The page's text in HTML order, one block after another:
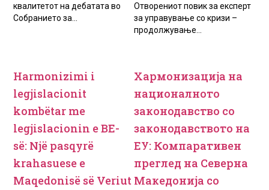
квалитетот на дебатата во
Собранието за...
Отворениот повик за експерт
за управување со кризи –
продолжување...
Harmonizimi i
legjislacionit
kombёtar me
legjislacionin e BE-
sё: Njё pasqyrё
krahasuese e
Maqedonisё sё Veriut
Хармонизација на
националното
законодавство со
законодавството на
ЕУ: Компаративен
преглед на Северна
Македонија со